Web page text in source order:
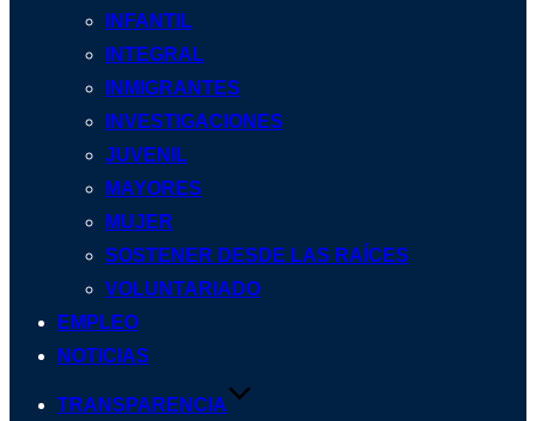
INFANTIL
INTEGRAL
INMIGRANTES
INVESTIGACIONES
JUVENIL
MAYORES
MUJER
SOSTENER DESDE LAS RAÍCES
VOLUNTARIADO
EMPLEO
NOTICIAS
TRANSPARENCIA